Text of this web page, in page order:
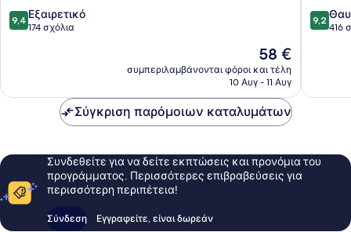
Ιστόρικο
9.4
στα
9,4 Εξαιρετικό
174 σχόλια
Η
τιμή
είναι
58 €
συμπεριλαμβάνονται φόροι και τέλη
10 Αυγ - 11 Αυγ
9.2
στα
9,2
416
Σύγκριση παρόμοιων καταλυμάτων
Συνδεθείτε για να δείτε εκπτώσεις και προνόμια του
προγράμματος. Περισσότερες επιβραβεύσεις για
περισσότερη περιπέτεια!
Σύνδεση Εγγραφείτε, είναι δωρεάν